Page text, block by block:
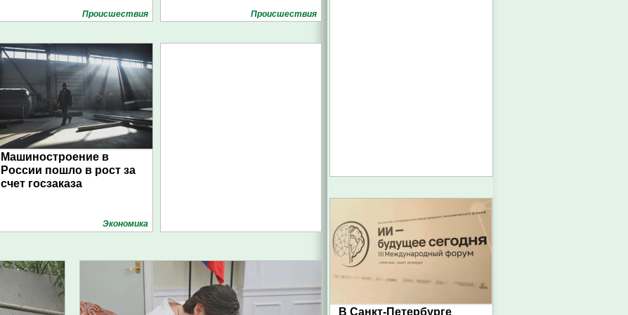
Проиcшествия Проиcшествия
Машиностроение в
России пошло в рост за
счет госзаказа
Экономика
В Санкт-Петербурге